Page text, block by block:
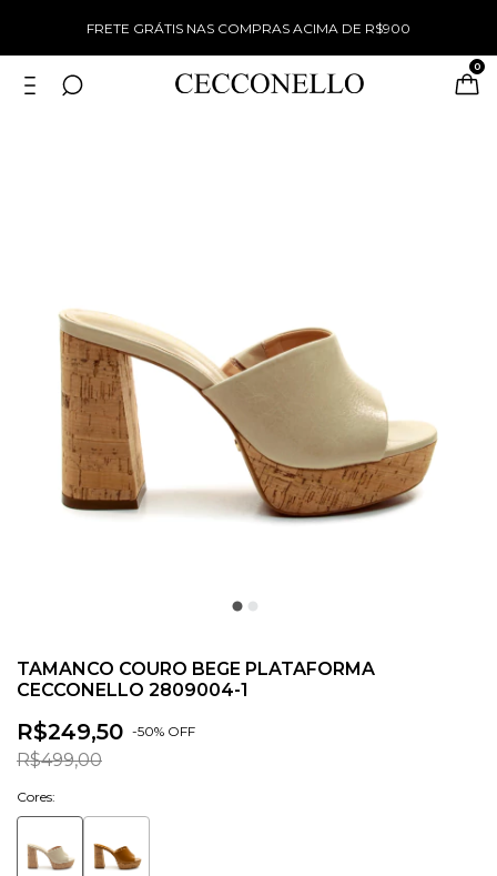
FRETE GRÁTIS NAS COMPRAS ACIMA DE R$900
0
TAMANCO COURO BEGE PLATAFORMA
CECCONELLO 2809004-1
R$249,50 -50% OFF
R$499,00
Cores: